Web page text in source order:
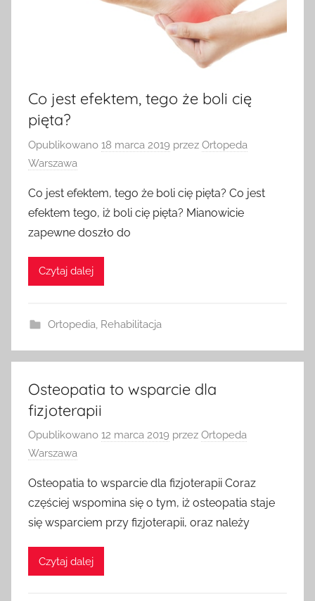
Co jest efektem, tego że boli cię
pięta?
Opublikowano 18 marca 2019 przez Ortopeda
Warszawa
Co jest efektem, tego że boli cię pięta? Co jest
efektem tego, iż boli cię pięta? Mianowicie
zapewne doszło do
Czytaj dalej
Ortopedia Rehabilitacja
Osteopatia to wsparcie dla
fizjoterapii
Opublikowano 12 marca 2019 przez Ortopeda
Warszawa
Osteopatia to wsparcie dla fizjoterapii Coraz
częściej wspomina się o tym, iż osteopatia staje
się wsparciem przy fizjoterapii, oraz należy
Czytaj dalej